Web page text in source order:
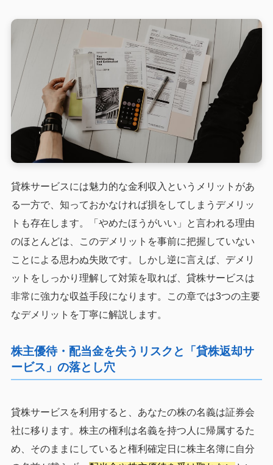
貸株サービスには魅力的な金利収入というメリットがあ
る一方で、知っておかなければ損をしてしまうデメリッ
トも存在します。「やめたほうがいい」と言われる理由
のほとんどは、このデメリットを事前に把握していない
ことによる思わぬ失敗です。しかし逆に言えば、デメリ
ットをしっかり理解して対策を取れば、貸株サービスは
非常に強力な収益手段になります。この章では3つの主要
なデメリットを丁寧に解説します。
株主優待・配当金を失うリスクと「貸株返却サ
ービス」の落とし穴
貸株サービスを利用すると、あなたの株の名義は証券会
社に移ります。株主の権利は名義を持つ人に帰属するた
め、そのままにしていると権利確定日に株主名簿に自分